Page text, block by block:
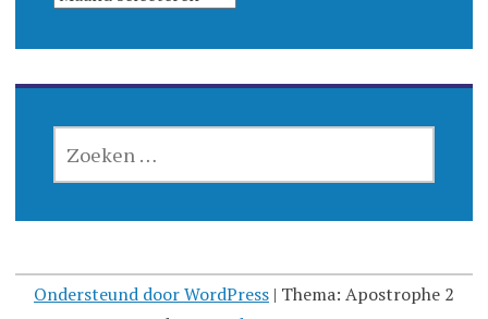
NAAR:
Ondersteund door WordPress | Thema: Apostrophe 2